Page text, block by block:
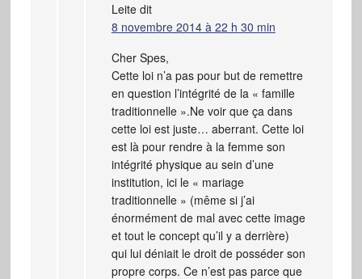
Leite dit
8 novembre 2014 à 22 h 30 min
Cher Spes,
Cette loi n’a pas pour but de remettre
en question l’intégrité de la « famille
traditionnelle ».Ne voir que ça dans
cette loi est juste… aberrant. Cette loi
est là pour rendre à la femme son
intégrité physique au sein d’une
institution, ici le « mariage
traditionnelle » (même si j’ai
énormément de mal avec cette image
et tout le concept qu’il y a derrière)
qui lui déniait le droit de posséder son
propre corps. Ce n’est pas parce que